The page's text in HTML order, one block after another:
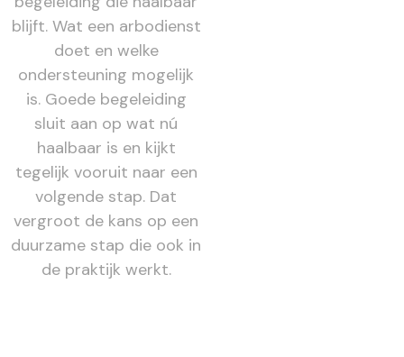
blijft. Wat een arbodienst
doet en welke
ondersteuning mogelijk
is. Goede begeleiding
sluit aan op wat nú
haalbaar is en kijkt
tegelijk vooruit naar een
volgende stap. Dat
vergroot de kans op een
duurzame stap die ook in
de praktijk werkt.